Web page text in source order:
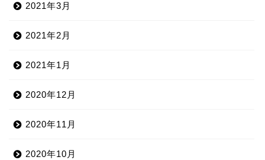
2021年3月
2021年2月
2021年1月
2020年12月
2020年11月
2020年10月